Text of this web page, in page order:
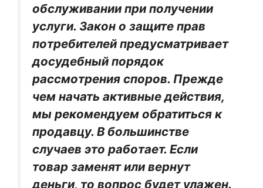
обслуживании при получении
услуги. Закон о защите прав
потребителей предусматривает
досудебный порядок
рассмотрения споров. Прежде
чем начать активные действия,
мы рекомендуем обратиться к
продавцу. В большинстве
случаев это работает. Если
товар заменят или вернут
деньги, то вопрос будет улажен.